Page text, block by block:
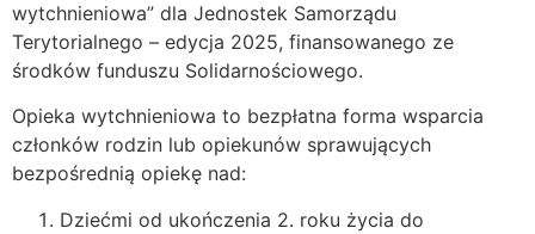
wytchnieniowa” dla Jednostek Samorządu
Terytorialnego – edycja 2025, finansowanego ze
środków funduszu Solidarnościowego.
Opieka wytchnieniowa to bezpłatna forma wsparcia
członków rodzin lub opiekunów sprawujących
bezpośrednią opiekę nad:
Dziećmi od ukończenia 2. roku życia do